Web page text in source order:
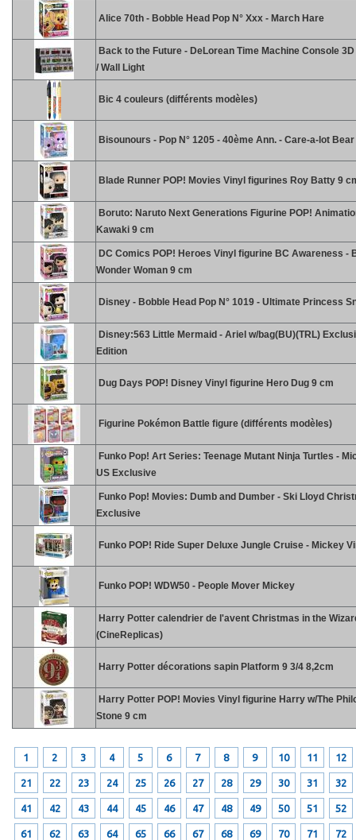
Alice 70th - Bobble Head Pop N° Xxx - March Hare
Back to the Future - DeLorean Time Machine Console
/ Wall Light
Bic 4 couleurs (différents modèles)
Bisounours - Pop N° 1205 - 40ème Ann. - Care-a-lot Bear
Blade Runner POP! Movies Vinyl figurines Roy Batty 9
Boruto: Naruto Next Generations Figurine POP!
Kawaki 9 cm
DC Comics POP! Heroes Vinyl figurine BC Awareness -
Wonder Woman 9 cm
Disney - Bobble Head Pop N° 1019 - Ultimate Princess
Disney:563 Little Mermaid - Ariel w/bag(BU)(TRL)
Edition
Dug Days POP! Disney Vinyl figurine Hero Dug 9 cm
Figurine Pokémon Battle figure (différents modèles)
Funko Pop! Art Series: Teenage Mutant Ninja Turtles -
US Exclusive
Funko Pop! Movies: Dumb and Dumber - Ski Lloyd
Exclusive
Funko POP! Ride Super Deluxe Jungle Cruise - Mickey
Funko POP! WDW50 - People Mover Mickey
Harry Potter calendrier de l'avent Christmas in the
(CineReplicas)
Harry Potter décorations sapin Platform 9 3/4 8,2cm
Harry Potter POP! Movies Vinyl figurine Harry w/The
Stone 9 cm
1 2 3 4 5 6 7 8 9 10 11 12
21 22 23 24 25 26 27 28 29 30 31 32
41 42 43 44 45 46 47 48 49 50 51 52
61 62 63 64 65 66 67 68 69 70 71 72